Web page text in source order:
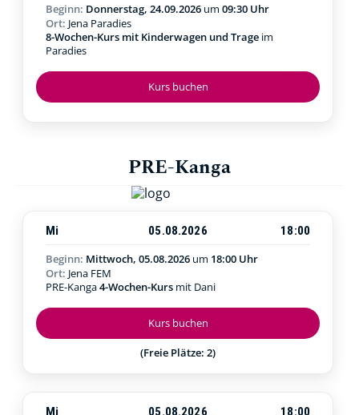
Kurs buchen
Beginn: Donnerstag, 24.09.2026 um 09:30 Uhr
Ort: Jena Paradies
8-Wochen-Kurs mit Kinderwagen und Trage im
Paradies
PRE-Kanga
Kurs buchen
(Freie Plätze: 2)
Mi 05.08.2026
18:00
Beginn: Mittwoch, 05.08.2026 um 18:00 Uhr
Ort: Jena FEM
PRE-Kanga4-Wochen-Kurs mit Dani
Mi 05.08.2026 18:00